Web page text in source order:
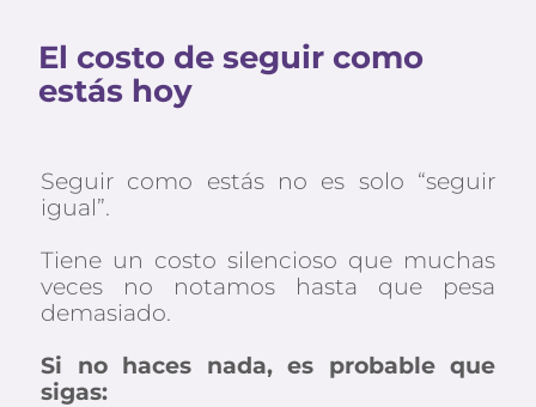
El costo de seguir como
estás hoy
Seguir como estás no es solo “seguir
igual”.
Tiene un costo silencioso que muchas
veces no notamos hasta que pesa
demasiado.
Si no haces nada, es probable que
sigas: